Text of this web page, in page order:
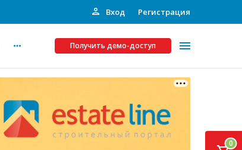
Вход Регистрация
Получить демо-доступ
Платные услуги
Рекламодателям
0